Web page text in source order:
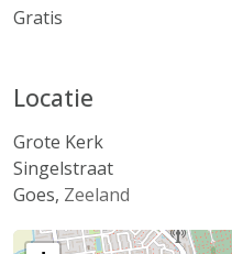
Gratis
Locatie
Grote Kerk
Singelstraat
Goes, Zeeland